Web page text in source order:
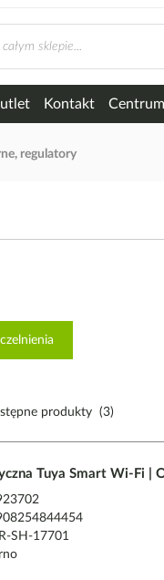
Kontakt
regulatory
produkty (3)
Tuya Smart Wi-Fi |
SH-17701